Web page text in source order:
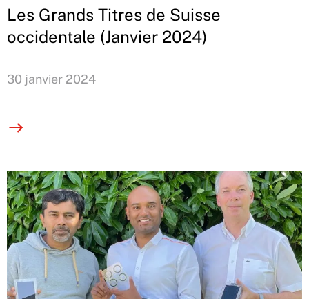
Les Grands Titres de Suisse
occidentale (Janvier 2024)
30 janvier 2024